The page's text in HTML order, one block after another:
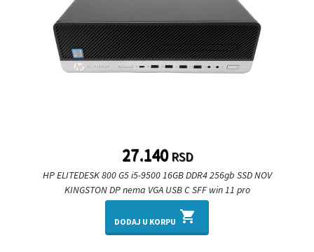
27.140RSD
HP ELITEDESK 800 G5 i5-9500 16GB DDR4 256gb SSD NOV
KINGSTON DP nema VGA USB C SFF win 11 pro
DODAJ U KORPU shopping_cart